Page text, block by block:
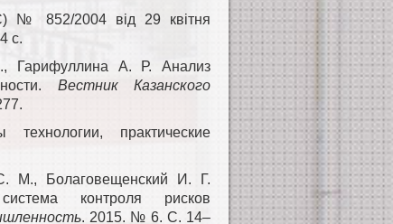
№ 852/2004 від 29 квітня
с.
А. Р. Анализ
Вестник Казанского
практические
М., Болаговещенский И. Г.
система контроля рисков
. 2015. № 6. С. 14–